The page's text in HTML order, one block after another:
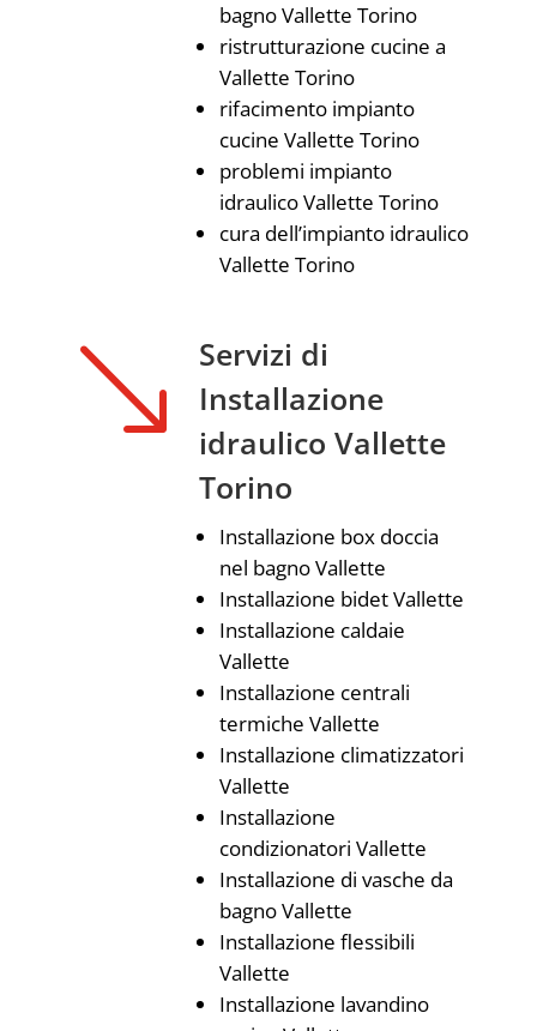
bagno Vallette Torino
ristrutturazione cucine a
Vallette Torino
rifacimento impianto
cucine Vallette Torino
problemi impianto
idraulico Vallette Torino
cura dell’impianto idraulico
Vallette Torino
'
Servizi di
Installazione
idraulico Vallette
Torino
Installazione box doccia
nel bagno Vallette
Installazione bidet Vallette
Installazione caldaie
Vallette
Installazione centrali
termiche Vallette
Installazione climatizzatori
Vallette
Installazione
condizionatori Vallette
Installazione di vasche da
bagno Vallette
Installazione flessibili
Vallette
Installazione lavandino